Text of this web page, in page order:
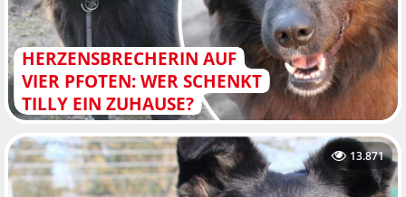
HERZENSBRECHERIN AUF
VIER PFOTEN: WER SCHENKT
TILLY EIN ZUHAUSE?
13.871